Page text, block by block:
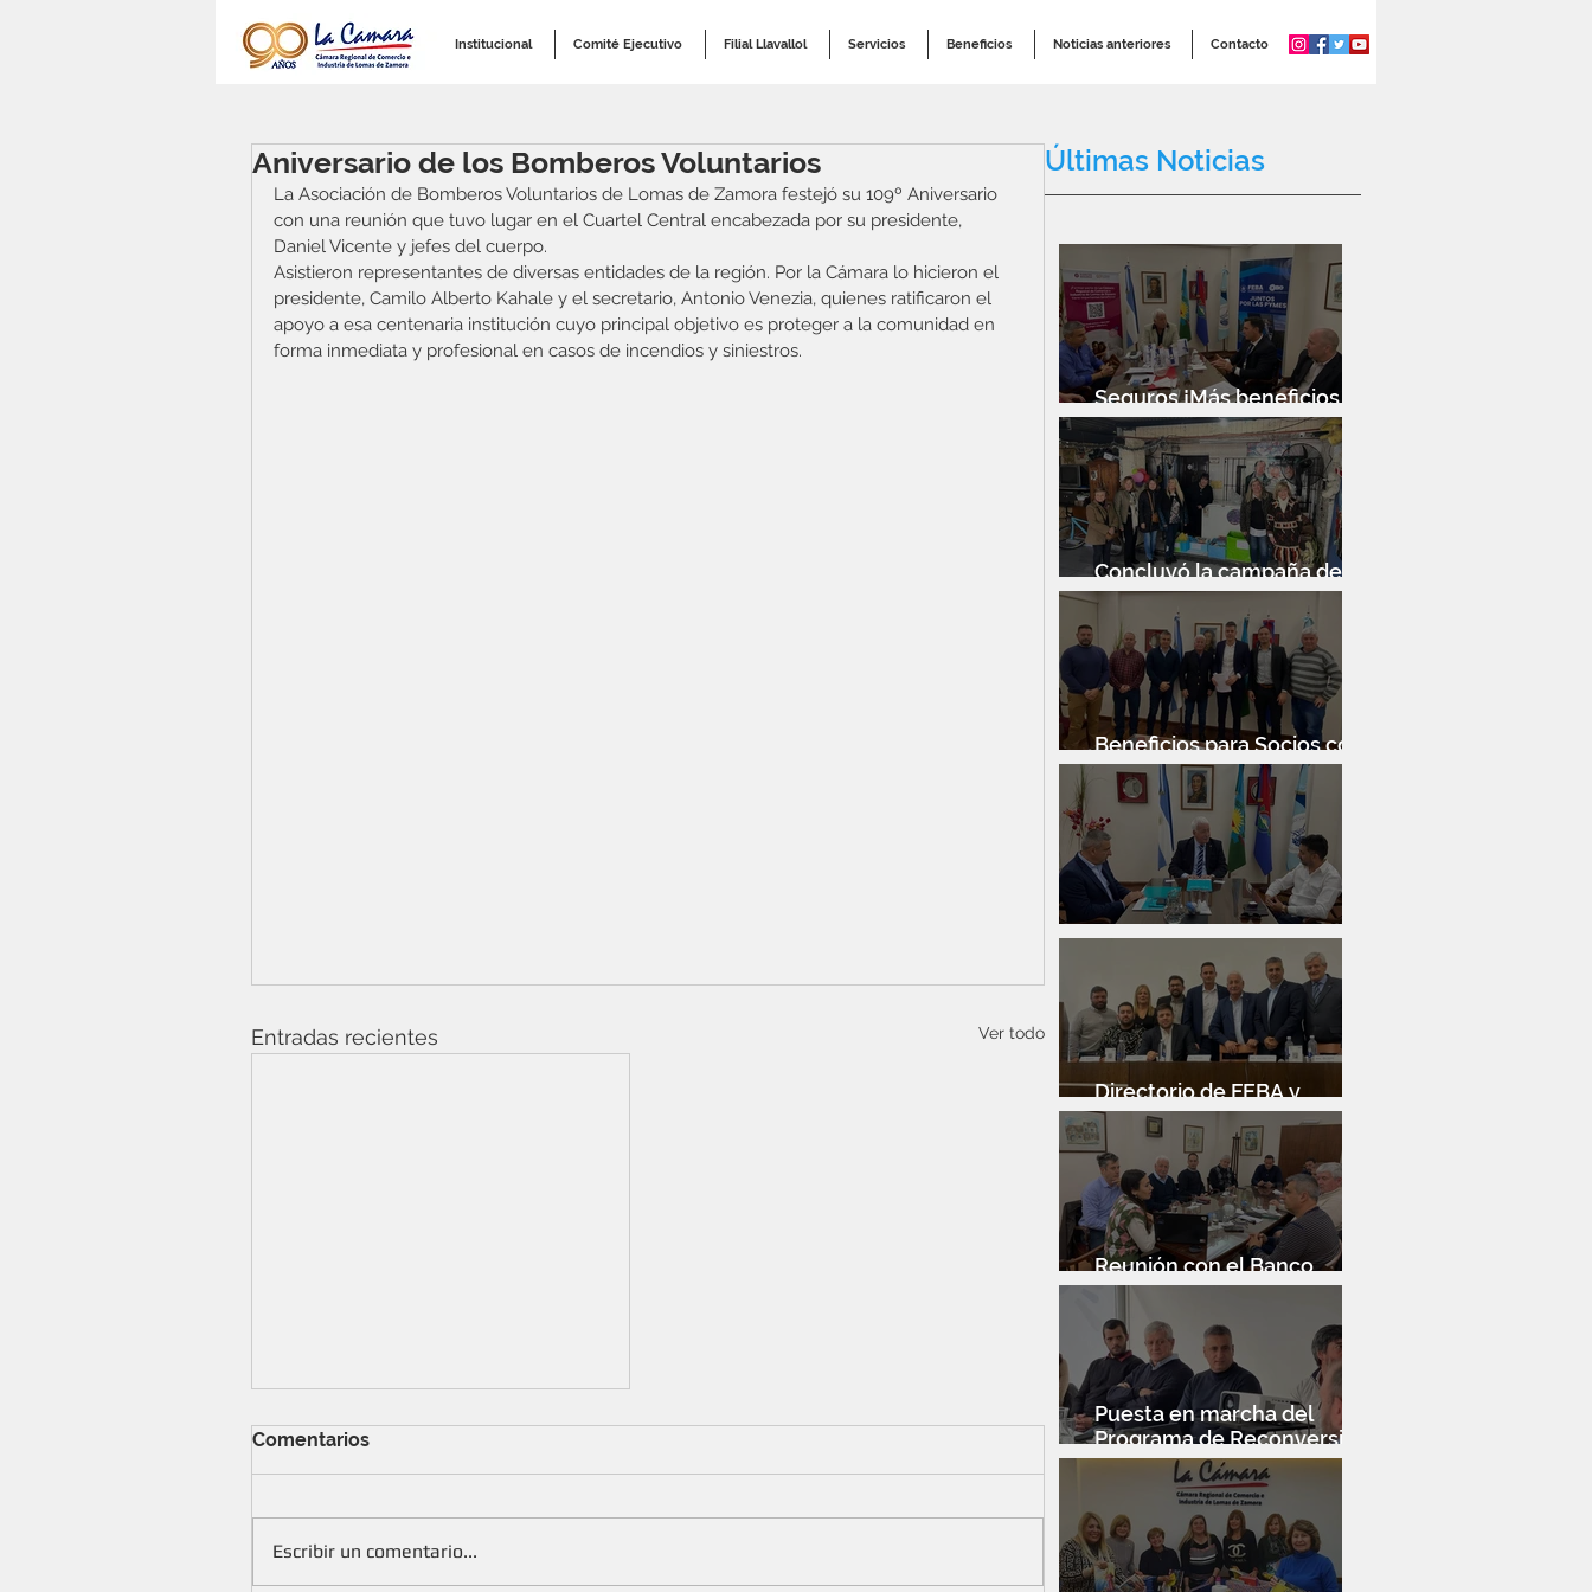
Institucional Comité Ejecutivo Filial Llavallol Servicios Beneficios Noticias anteriores Contacto
Aniversario de los Bomberos Voluntarios
La Asociación de Bomberos Voluntarios de Lomas de Zamora festejó su 109º Aniversario
con una reunión que tuvo lugar en el Cuartel Central encabezada por su presidente,
Daniel Vicente y jefes del cuerpo.
Asistieron representantes de diversas entidades de la región. Por la Cámara lo hicieron el
presidente, Camilo Alberto Kahale y el secretario, Antonio Venezia, quienes ratificaron el
apoyo a esa centenaria institución cuyo principal objetivo es proteger a la comunidad en
forma inmediata y profesional en casos de incendios y siniestros.
Entradas recientes Ver todo
Comentarios
Escribir un comentario...
Últimas Noticias
Seguros ¡Más beneficios
para socios!
Concluyó la campaña de
donación de libros
Beneficios para Socios con
Banco Santander
Reunión con Sur Finanzas
Directorio de FEBA y
Congreso de Industria 4.0
Reunión con el Banco
Santander
Puesta en marcha del
Programa de Reconversión
Industrial